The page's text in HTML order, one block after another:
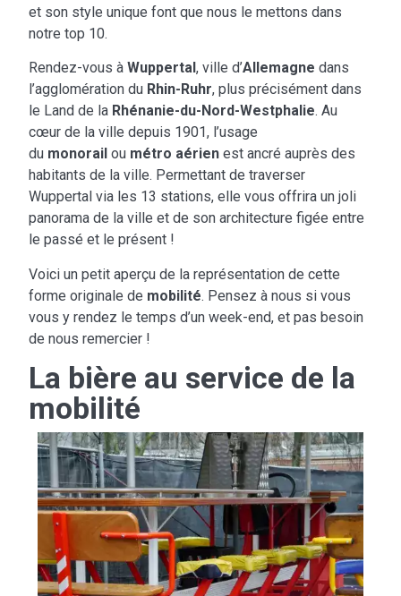
et son style unique font que nous le mettons dans
notre top 10.
Rendez-vous àWuppertal, ville d’Allemagne dans
l’agglomération du Rhin-Ruhr, plus précisément dans
le Land de la Rhénanie-du-Nord-Westphalie. Au
cœur de la ville depuis 1901, l’usage
du monorail ou métro aérien est ancré auprès des
habitants de la ville. Permettant de traverser
Wuppertal via les 13 stations, elle vous offrira un joli
panorama de la ville et de son architecture figée entre
le passé et le présent !
Voici un petit aperçu de la représentation de cette
forme originale de mobilité. Pensez à nous si vous
vous y rendez le temps d’un week-end, et pas besoin
de nous remercier !
La bière au service de la
mobilité